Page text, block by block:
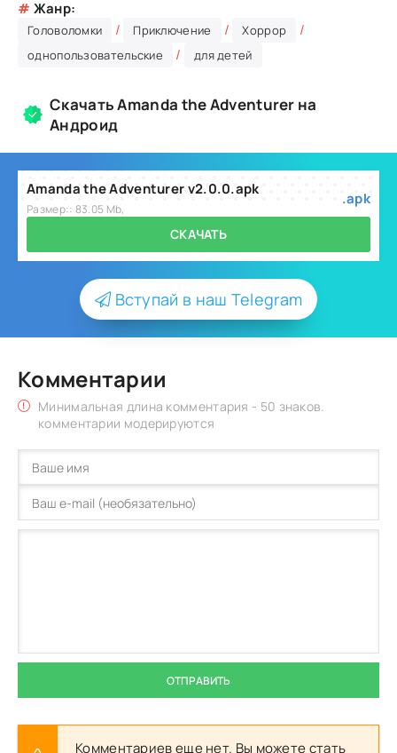
# Жанр:
Головоломки / Приключение / Хоррор /
однопользовательские / для детей
Скачать Amanda the Adventurer на
Андроид
Amanda the Adventurer v2.0.0.apk
Размер:: 83.05 Mb,
.apk
СКАЧАТЬ
Вступай в наш Telegram
Комментарии
Минимальная длина комментария - 50 знаков.
комментарии модерируются
ОТПРАВИТЬ
Комментариев еще нет. Вы можете стать